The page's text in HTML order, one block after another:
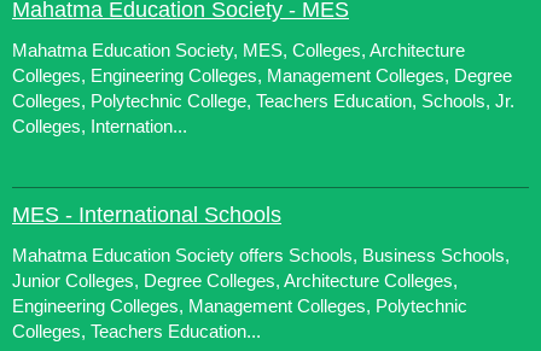
Mahatma Education Society - MES
Mahatma Education Society, MES, Colleges, Architecture
Colleges, Engineering Colleges, Management Colleges, Degree
Colleges, Polytechnic College, Teachers Education, Schools, Jr.
Colleges, Internation...
MES - International Schools
Mahatma Education Society offers Schools, Business Schools,
Junior Colleges, Degree Colleges, Architecture Colleges,
Engineering Colleges, Management Colleges, Polytechnic
Colleges, Teachers Education...